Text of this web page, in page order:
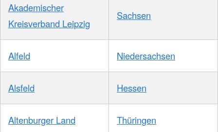
Akademischer
Kreisverband Leipzig
Sachsen
Alfeld Niedersachsen
Alsfeld Hessen
Altenburger Land Thüringen